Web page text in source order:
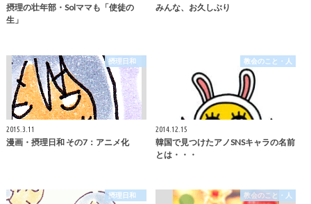
摂理の壮年部・Solママも「使徒の
生」
みんな、お久しぶり
摂理日和
2015.3.11
漫画・摂理日和 その7：アニメ化
教会のこと・人
2014.12.15
韓国で見つけたアノSNSキャラの名前
とは・・・
摂理日和 教会のこと・人